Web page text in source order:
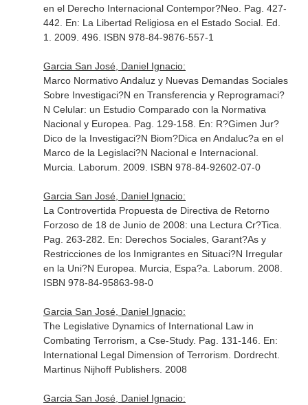
en el Derecho Internacional Contempor?Neo. Pag. 427-
442. En: La Libertad Religiosa en el Estado Social. Ed.
1. 2009. 496. ISBN 978-84-9876-557-1
Garcia San José, Daniel Ignacio:
Marco Normativo Andaluz y Nuevas Demandas Sociales
Sobre Investigaci?N en Transferencia y Reprogramaci?
N Celular: un Estudio Comparado con la Normativa
Nacional y Europea. Pag. 129-158. En: R?Gimen Jur?
Dico de la Investigaci?N Biom?Dica en Andaluc?a en el
Marco de la Legislaci?N Nacional e Internacional.
Murcia. Laborum. 2009. ISBN 978-84-92602-07-0
Garcia San José, Daniel Ignacio:
La Controvertida Propuesta de Directiva de Retorno
Forzoso de 18 de Junio de 2008: una Lectura Cr?Tica.
Pag. 263-282. En: Derechos Sociales, Garant?As y
Restricciones de los Inmigrantes en Situaci?N Irregular
en la Uni?N Europea . Murcia, Espa?a. Laborum. 2008.
ISBN 978-84-95863-98-0
Garcia San José, Daniel Ignacio:
The Legislative Dynamics of International Law in
Combating Terrorism, a Cse-Study. Pag. 131-146. En:
International Legal Dimension of Terrorism . Dordrecht.
Martinus Nijhoff Publishers. 2008
Garcia San José, Daniel Ignacio: